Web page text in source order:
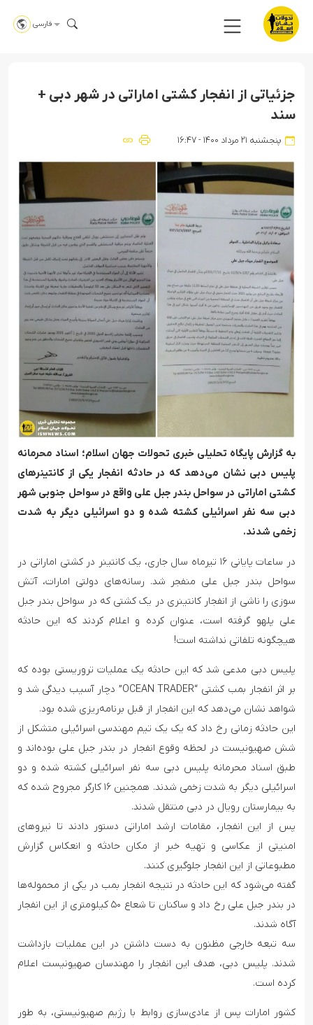
فارسی
جزئیاتی از انفجار کشتی اماراتی در شهر دبی +
سند
پنجشنبه ۲۱ مرداد ۱۴۰۰ - ۱۶:۴۷
به گزارش پایگاه تحلیلی خبری تحولات جهان اسلام؛ اسناد محرمانه
پلیس دبی نشان می‌دهد که در حادثه انفجار یکی از کانتینرهای
کشتی اماراتی در سواحل بندر جبل علی واقع در سواحل جنوبی شهر
دبی سه نفر اسرائیلی کشته شده و دو اسرائیلی دیگر به شدت
زخمی شدند.
در ساعات پایانی ۱۶ تیرماه سال جاری، یک کانتینر در کشتی اماراتی در
سواحل بندر جبل علی منفجر شد. رسانه‌های دولتی امارات، آتش
سوزی را ناشی از انفجار کانتینری در یک کشتی که در سواحل بندر جبل
علی پلهو گرفته است، عنوان کرده و اعلام کردند که این حادثه
هیچگونه تلفاتی نداشته است!
پلیس دبی مدعی شد که این حادثه یک عملیات تروریستی بوده که
بر اثر انفجار بمب کشتی “OCEAN TRADER” دچار آسیب دیدگی شد و
شواهد نشان می‌دهد که این انفجار از قبل برنامه‌ریزی شده بود.
این حادثه زمانی رخ داد که یک یک تیم مهندسی اسرائیلی متشکل از
شش صهیونیست در لحظه وقوع انفجار در بندر جبل علی بوده‌اند و
طبق اسناد محرمانه پلیس دبی سه نفر اسرائیلی کشته شده و دو
اسرائیلی دیگر به شدت زخمی شدند. همچنین ۱۶ کارگر مجروح شده که
به بیمارستان رویال در دبی منتقل شدند.
پس از این انفجار، مقامات ارشد اماراتی دستور دادند تا نیروهای
امنیتی از عکاسی و تهیه خبر از مکان حادثه و انعکاس گزارش
مطبوعاتی از این انفجار جلوگیری کنند.
گفته می‌شود که این حادثه در نتیجه انفجار بمب در یکی از محموله‌ها
در بندر جبل علی رخ داد و ساکنان تا شعاع ۵۰ کیلومتری از این انفجار
آگاه شدند.
سه تبعه خارجی مظنون به دست داشتن در این عملیات بازداشت
شدند. پلیس دبی، هدف این انفجار را مهندسان صهیونیست اعلام
کرده است.
کشور امارات پس از عادی‌سازی روابط با رژیم صهیونیستی، به طور